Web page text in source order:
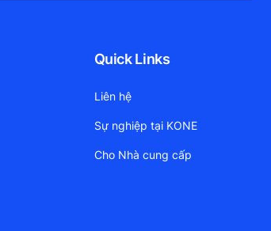
Quick Links
Liên hệ
Sự nghiệp tại KONE
Cho Nhà cung cấp